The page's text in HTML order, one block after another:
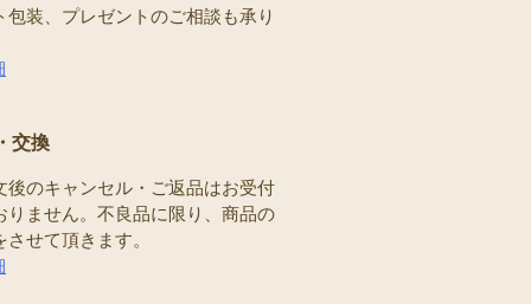
包装、プレゼントのご相談も承り
交換
後のキャンセル・ご返品はお受付
りません。不良品に限り、商品の
させて頂きます。